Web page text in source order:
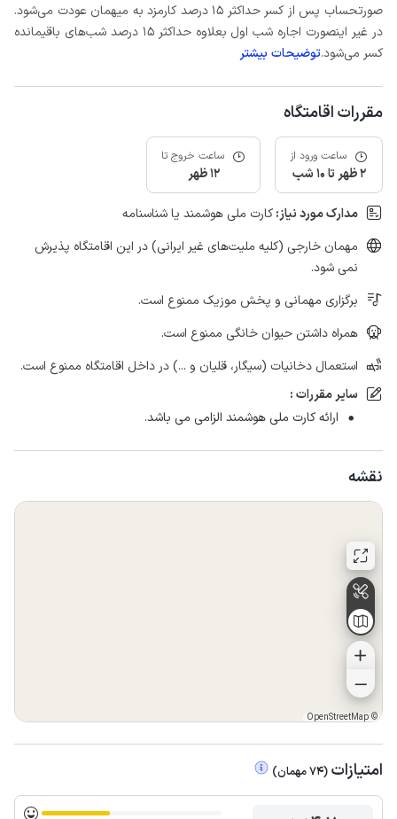
صورتحساب پس از کسر حداکثر 15 درصد کارمزد به میهمان عودت می‌شود.
در غیر اینصورت اجاره شب اول بعلاوه حداکثر 15 درصد شب‌های باقیمانده
کسر می‌شود.توضیحات بیشتر
مقررات اقامتگاه
ساعت ورود از
2 ظهر تا 10 شب
ساعت خروج تا
12 ظهر
مدارک مورد نیاز:کارت ملی هوشمند یا شناسنامه
مهمان خارجی (کلیه ملیت‌های غیر ایرانی) در این اقامتگاه پذیرش
نمی شود.
برگزاری مهمانی و پخش موزیک ممنوع است.
همراه داشتن حیوان خانگی ممنوع است.
استعمال دخانیات (سیگار، قلیان و ...) در داخل اقامتگاه ممنوع است.
سایر مقررات :
ارائه کارت ملی هوشمند الزامی می باشد.
نقشه
©
OpenStreetMap
امتیازات (
74مهمان)